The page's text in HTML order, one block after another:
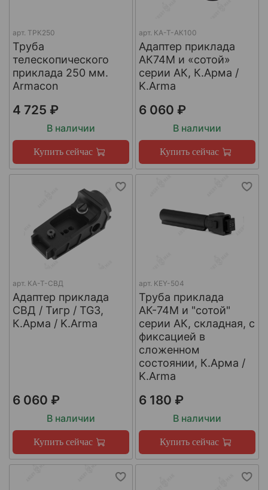
арт. ТРК250
Труба
телескопического
приклада 250 мм.
Armacon
4 725 ₽
В наличии
Купить сейчас
арт. КА-Т-АК100
Адаптер приклада
АК74М и «сотой»
серии АК, К.Арма /
K.Arma
6 060 ₽
В наличии
Купить сейчас
арт. КА-Т-СВД
Адаптер приклада
СВД / Тигр / TG3,
К.Арма / K.Arma
6 060 ₽
В наличии
Купить сейчас
арт. KEY-504
Труба приклада
АК-74М и "сотой"
серии АК, складная, с
фиксацией в
сложенном
состоянии, К.Арма /
K.Arma
6 180 ₽
В наличии
Купить сейчас